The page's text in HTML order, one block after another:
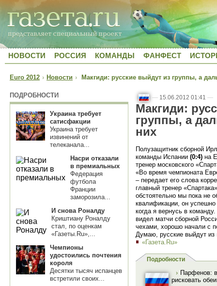
НОВОСТИ РОССИЯ КОМАНДЫ ФАНФЕСТ
Euro 2012 › Новости › Макгиди: русские выйдут из группы, а
ПОДРОБНОСТИ
Украина требует
сатисфакции
Украина требует
извинений от
телеканала...
Насри отказали
в премиальных
Федерация
футбола
Франции
заморозила...
И снова Роналду
Криштиану Роналду
стал, по оценкам
«Газеты.Ru»,...
Чемпионы
удостоились почтения
короля
Десятки тысяч испанцев
встретили своих...
— 15.06.2012 01:41 —
Макгиди:
группы, а
них
Полузащитник сборной
команды Испании (0:4) на
тренер московского
«Во время чемпионата
– передает его слова
главный тренер
обстоятельно мы пока не
квалификации, он
когда я вернусь в
видел матчи сборной
чехами, хорошо начали с
Думаю, русские выйдут из
«Газета.Ru»
Подробности
› Парфенов:
рисковать